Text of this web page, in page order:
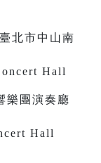
北市中山南
Hall
樂團演奏廳
Hall